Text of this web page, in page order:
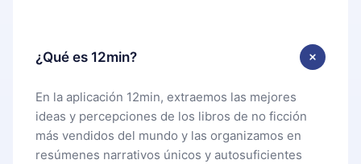
¿Qué es 12min?
En la aplicación 12min, extraemos las mejores
ideas y percepciones de los libros de no ficción
más vendidos del mundo y las organizamos en
resúmenes narrativos únicos y autosuficientes